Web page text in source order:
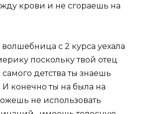
крови и не сгораешь на
c 2 курса уехала
поскольку твой отец
самого детства ты знаешь
конечно ты на была на
не использовать